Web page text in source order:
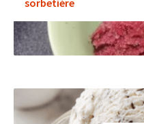
sorbetière